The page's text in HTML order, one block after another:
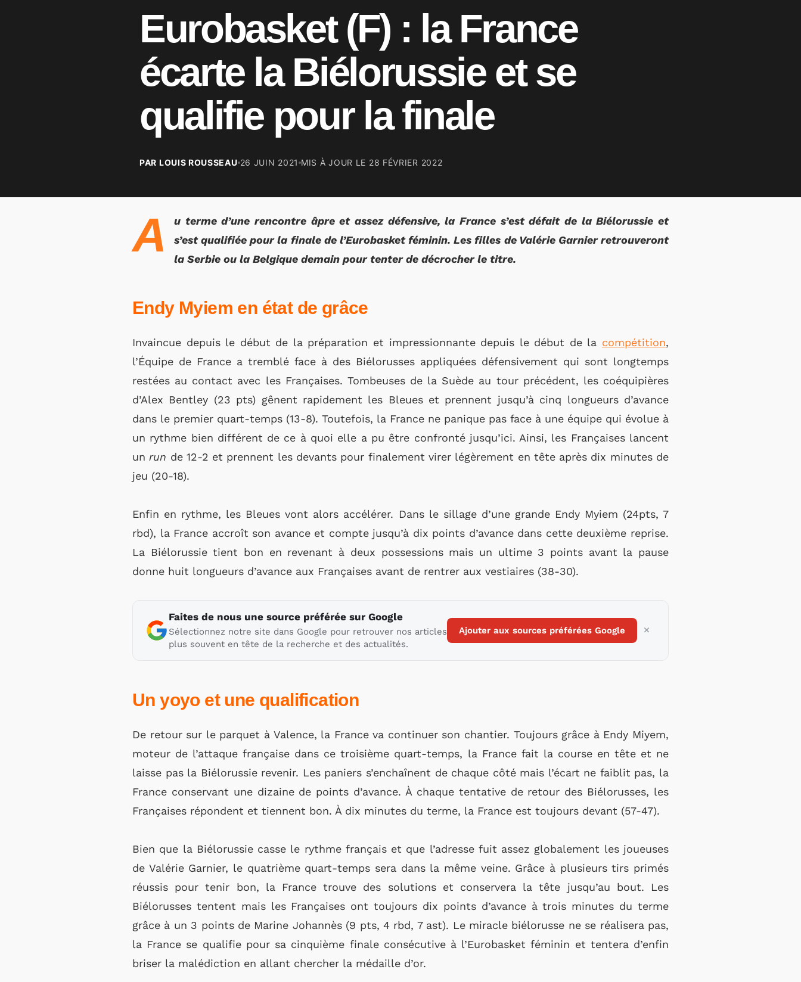
Eurobasket (F) : la France
écarte la Biélorussie et se
qualifie pour la finale
PAR LOUIS ROUSSEAU 26 JUIN 2021 MIS À JOUR LE 28 FÉVRIER 2022
A
u terme d’une rencontre âpre et assez défensive, la France s’est défait de la Biélorussie et
s’est qualifiée pour la finale de l’Eurobasket féminin. Les filles de Valérie Garnier retrouveront
la Serbie ou la Belgique demain pour tenter de décrocher le titre.
Endy Myiem en état de grâce
Invaincue depuis le début de la préparation et impressionnante depuis le début de la compétition,
l’Équipe de France a tremblé face à des Biélorusses appliquées défensivement qui sont longtemps
restées au contact avec les Françaises. Tombeuses de la Suède au tour précédent, les coéquipières
d’Alex Bentley (23 pts) gênent rapidement les Bleues et prennent jusqu’à cinq longueurs d’avance
dans le premier quart-temps (13-8). Toutefois, la France ne panique pas face à une équipe qui évolue à
un rythme bien différent de ce à quoi elle a pu être confronté jusqu’ici. Ainsi, les Françaises lancent
un run de 12-2 et prennent les devants pour finalement virer légèrement en tête après dix minutes de
jeu (20-18).
Enfin en rythme, les Bleues vont alors accélérer. Dans le sillage d’une grande Endy Myiem (24pts, 7
rbd), la France accroît son avance et compte jusqu’à dix points d’avance dans cette deuxième reprise.
La Biélorussie tient bon en revenant à deux possessions mais un ultime 3 points avant la pause
donne huit longueurs d’avance aux Françaises avant de rentrer aux vestiaires (38-30).
Faites de nous une source préférée sur Google
Sélectionnez notre site dans Google pour retrouver nos articles
plus souvent en tête de la recherche et des actualités.
Ajouter aux sources préférées Google
Un yoyo et une qualification
De retour sur le parquet à Valence, la France va continuer son chantier. Toujours grâce à Endy Miyem,
moteur de l’attaque française dans ce troisième quart-temps, la France fait la course en tête et ne
laisse pas la Biélorussie revenir. Les paniers s’enchaînent de chaque côté mais l’écart ne faiblit pas, la
France conservant une dizaine de points d’avance. À chaque tentative de retour des Biélorusses, les
Françaises répondent et tiennent bon. À dix minutes du terme, la France est toujours devant (57-47).
Bien que la Biélorussie casse le rythme français et que l’adresse fuit assez globalement les joueuses
de Valérie Garnier, le quatrième quart-temps sera dans la même veine. Grâce à plusieurs tirs primés
réussis pour tenir bon, la France trouve des solutions et conservera la tête jusqu’au bout. Les
Biélorusses tentent mais les Françaises ont toujours dix points d’avance à trois minutes du terme
grâce à un 3 points de Marine Johannès (9 pts, 4 rbd, 7 ast). Le miracle biélorusse ne se réalisera pas,
la France se qualifie pour sa cinquième finale consécutive à l’Eurobasket féminin et tentera d’enfin
briser la malédiction en allant chercher la médaille d’or.